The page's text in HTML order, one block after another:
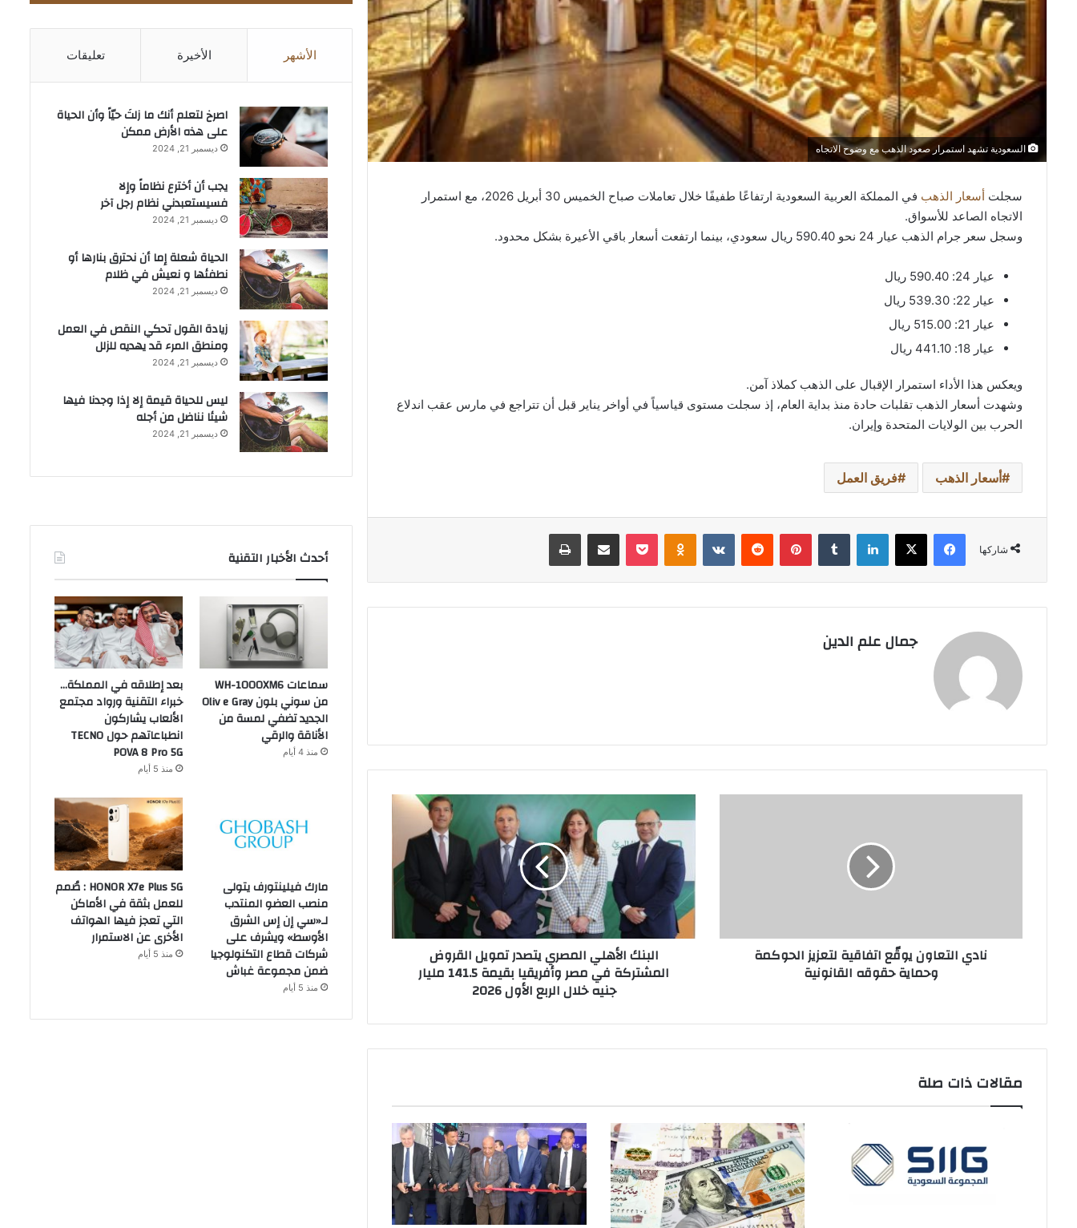
السعودية تشهد استمرار صعود الذهب مع وضوح الاتجاه
سجلت أسعار الذهب
في المملكة العربية السعودية ارتفاعًا طفيفًا خلال تعاملات صباح الخميس 30 أبريل 2026، مع استمرار
الاتجاه الصاعد للأسواق.
وسجل سعر جرام الذهب عيار 24 نحو 590.40 ريال سعودي، بينما ارتفعت أسعار باقي الأعيرة بشكل محدود.
عيار 24: 590.40 ريال
عيار 22: 539.30 ريال
عيار 21: 515.00 ريال
عيار 18: 441.10 ريال
ويعكس هذا الأداء استمرار الإقبال على الذهب كملاذ آمن.
وشهدت أسعار الذهب تقلبات حادة منذ بداية العام، إذ سجلت مستوى قياسياً في أواخر يناير قبل أن تتراجع في مارس عقب اندلاع
الحرب بين الولايات المتحدة وإيران.
أسعار الذهب فريق العمل
شاركها
فيسبوك ‫X لينكدإن بينتيريست Odnoklassniki
‫Pocket مشاركة عبر البريد طباعة
جمال علم الدين
القانونية
نادي التعاون يوقّع اتفاقية لتعزيز الحوكمة
وحماية حقوقه القانونية
الأهلي
المصري
يتصدر
تمويل
القروض
المشتركة
في
مصر
البنك الأهلي المصري يتصدر تمويل القروض
المشتركة في مصر وأفريقيا بقيمة 141.5 مليار
جنيه خلال الربع الأول 2026
مقالات ذات صلة
الأشهر الأخيرة تعليقات
‫اصرخ لتعلم أنك ما زلتَ حيّاً وأن الحياة
على هذه الأرض ممكن
ديسمبر 21, 2024
يجب أن أخترع نظاماً وإلا
فسيستعبدني نظام رجل آخر
ديسمبر 21, 2024
الحياة شعلة إما أن نحترق بنارها أو
نطفئها و نعيش في ظلام
ديسمبر 21, 2024
زيادة القول تحكي النقص في العمل
ومنطق المرء قد يهديه للزلل
ديسمبر 21, 2024
ليس للحياة قيمة إلا إذا وجدنا فيها
شيئا نناضل من أجله
ديسمبر 21, 2024
أحدث الأخبار التقنية
سماعات WH-1000XM6
من سوني بلون Oliv e Gray
الجديد تضفي لمسة من
الأناقة والرقي
منذ 4 أيام
بعد إطلاقه في المملكة…
خبراء التقنية ورواد مجتمع
الألعاب يشاركون
انطباعاتهم حول TECNO
POVA 8 Pro 5G
منذ 5 أيام
مارك فيلينتورف يتولى
منصب العضو المنتدب
لـ«سي إن إس الشرق
الأوسط» ويشرف على
شركات قطاع التكنولوجيا
ضمن مجموعة غباش
منذ 5 أيام
HONOR X7e Plus 5G : صُمم
للعمل بثقة في الأماكن
التي تعجز فيها الهواتف
الأخرى عن الاستمرار
منذ 5 أيام